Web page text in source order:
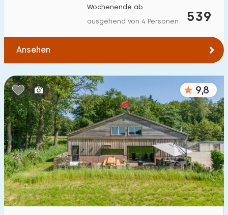
Zu öffentlichen Verkehrsmitteln(max. km):
0,2 0,5 1
Unterkunft
Nicht im Ferienpark 134
Im Ferienpark 129
Einfamilienhaus 203
Ferienbauernhof
539
Wochenende ab
ausgehend von 4 Personen
Ansehen
9,8